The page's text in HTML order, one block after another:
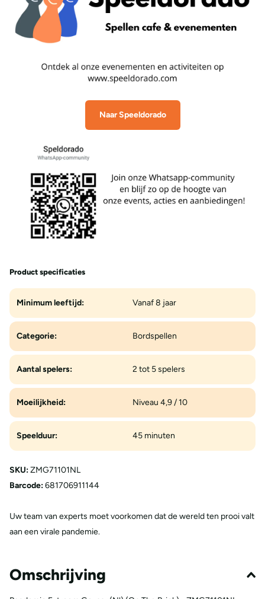
Naar Speeldorado
Product specificaties
Minimum leeftijd: Vanaf 8 jaar
Categorie: Bordspellen
Aantal spelers: 2 tot 5 spelers
Moeilijkheid: Niveau 4,9 / 10
Speelduur: 45 minuten
SKU:ZMG71101NL
Barcode:681706911144
Uw team van experts moet voorkomen dat de wereld ten prooi valt
aan een virale pandemie.
Omschrijving